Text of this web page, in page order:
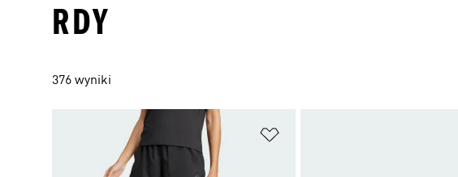
RDY
376 wyniki